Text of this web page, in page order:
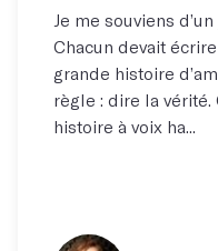
Je me souviens
Chacun devait
grande histoire
règle : dire la
histoire à voix ha...